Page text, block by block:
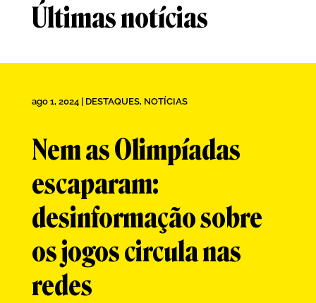
Últimas notícias
ago 1, 2024| DESTAQUES, NOTÍCIAS
Nem as Olimpíadas
escaparam:
desinformação sobre
os jogos circula nas
redes